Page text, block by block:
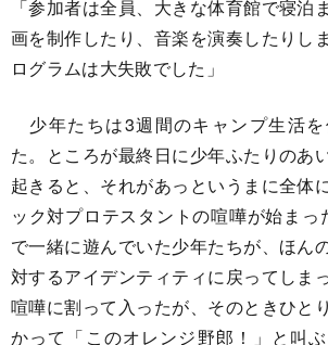
「参加者は全員、大きな体育館で寝泊
画を制作したり、音楽を演奏したりし
ログラムは大失敗でした」
少年たちは3週間のキャンプ生活
た。ところが最終日に少年ふたりのあ
起きると、それがあっというまに全体
ック対プロテスタントの喧嘩が始まっ
で一緒に遊んでいた少年たちが、ほん
対するアイデンティティに戻ってしま
喧嘩に割って入ったが、そのときひと
かって「このオレンジ野郎！」と叫